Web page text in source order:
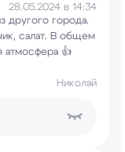
28.05.2024 в 14:34
другого города.
салат. В общем
атмосфера 👍
Николай